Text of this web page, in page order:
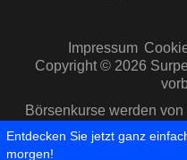
Impressum
Copyright © 2026
Börsenkurse werden
Capital IQ
Entdecken Sie jetzt ganz
morgen!